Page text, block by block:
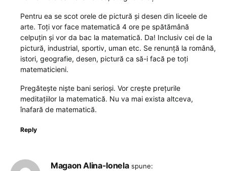
Pentru ea se scot orele de pictură și desen din liceele de
arte. Toți vor face matematică 4 ore pe spătămână
celpuțin și vor da bac la matematică. Da! Inclusiv cei de la
pictură, industrial, sportiv, uman etc. Se renunță la română,
istori, geografie, desen, pictură ca să-i facă pe toți
matematicieni.
Pregătește niște bani serioși. Vor crește prețurile
meditațiilor la matematică. Nu va mai exista altceva,
înafară de matematică.
Reply
Magaon Alina-Ionela spune: